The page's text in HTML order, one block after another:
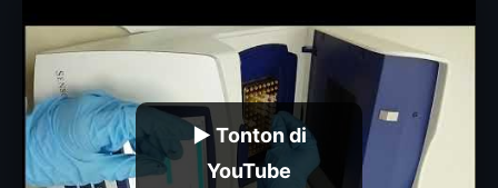
▶ Tonton di
YouTube